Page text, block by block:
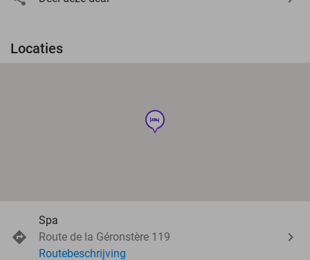
Locaties
hotel
Spa
Route de la Géronstère 119
Routebeschrijving